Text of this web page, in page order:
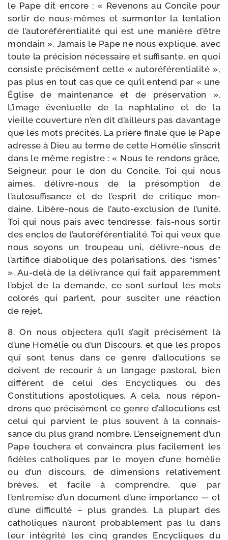
le Pape dit encore : « Revenons au Concile pour
sor­tir de nous-​mêmes et sur­mon­ter la ten­ta­tion
de l’autoréférentialité qui est une manière d’être
mon­dain ». Jamais le Pape ne nous explique, avec
toute la pré­ci­sion néces­saire et suf­fi­sante, en quoi
consiste pré­ci­sé­ment cette « auto­ré­fé­ren­tia­li­té »,
pas plus en tout cas que ce qu’il entend par « une
Église de main­te­nance et de pré­ser­va­tion ».
L’image éven­tuelle de la naph­ta­line et de la
vieille cou­ver­ture n’en dit d’ailleurs pas davan­tage
que les mots pré­ci­tés. La prière finale que le Pape
adresse à Dieu au terme de cette Homélie s’inscrit
dans le même registre : « Nous te ren­dons grâce,
Seigneur, pour le don du Concile. Toi qui nous
aimes, délivre-​nous de la pré­somp­tion de
l’autosuffisance et de l’esprit de cri­tique mon­
daine. Libère-​nous de l’auto-exclusion de l’unité.
Toi qui nous pais avec ten­dresse, fais-​nous sor­tir
des enclos de l’autoréférentialité. Toi qui veux que
nous soyons un trou­peau uni, délivre-​nous de
l’artifice dia­bo­lique des pola­ri­sa­tions, des “ismes”
». Au-​delà de la déli­vrance qui fait appa­rem­ment
l’objet de la demande, ce sont sur­tout les mots
colo­rés qui parlent, pour sus­ci­ter une réac­tion
de rejet.
8. On nous objec­te­ra qu’il s’agit pré­ci­sé­ment là
d’une Homélie ou d’un Discours, et que les pro­pos
qui sont tenus dans ce genre d’allocutions se
doivent de recou­rir à un lan­gage pas­to­ral, bien
dif­fé­rent de celui des Encycliques ou des
Constitutions apos­to­liques. A cela, nous répon­
drons que pré­ci­sé­ment ce genre d’allocutions est
celui qui par­vient le plus sou­vent à la connais­
sance du plus grand nombre. L’enseignement d’un
Pape tou­che­ra et convain­cra plus faci­le­ment les
fidèles catho­liques par le moyen d’une homé­lie
ou d’un dis­cours, de dimen­sions rela­ti­ve­ment
brèves, et facile à com­prendre, que par
l’entremise d’un docu­ment d’une impor­tance — et
d’une dif­fi­cul­té – plus grandes. La plu­part des
catho­liques n’auront pro­ba­ble­ment pas lu dans
leur inté­gri­té les cinq grandes Encycliques du